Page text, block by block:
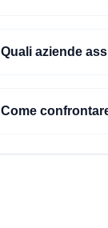
Quali aziende
Come